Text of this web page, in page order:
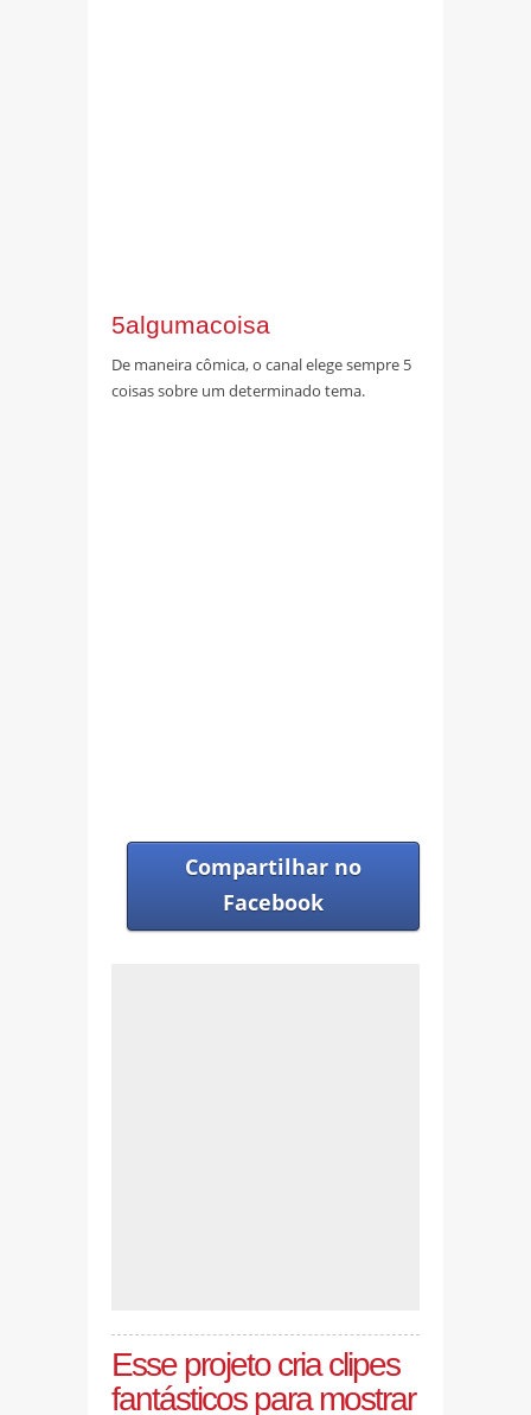
5algumacoisa
De maneira cômica, o canal elege sempre 5
coisas sobre um determinado tema.
Compartilhar no
Facebook
Esse projeto cria clipes
fantásticos para mostrar